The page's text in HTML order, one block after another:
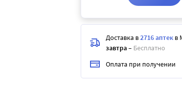
Доставка в2716 аптек в
завтра– Бесплатно
Оплата при получении